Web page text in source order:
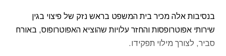
בנסיבות אלה מכיר בית המשפט בראש נזק של פיצוי בגין
שירותי אפוטרופסות והחזר עלויות שהוציא האפוטרופוס, באורח
סביר, לצורך מילוי תפקידו.